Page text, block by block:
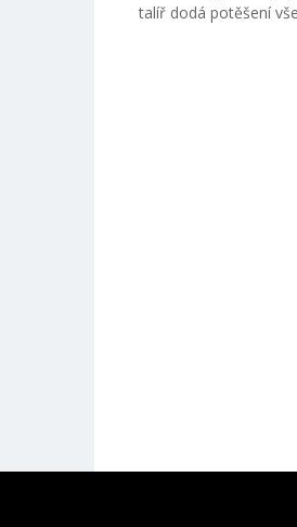
talíř dodá potěšení